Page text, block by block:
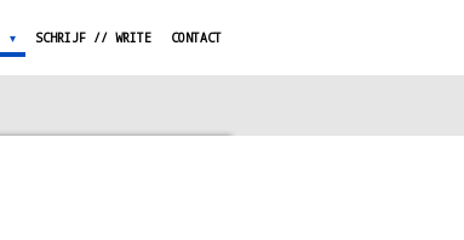
SCHRIJF // WRITE CONTACT